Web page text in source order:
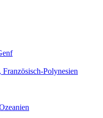
Französisch-Polynesien